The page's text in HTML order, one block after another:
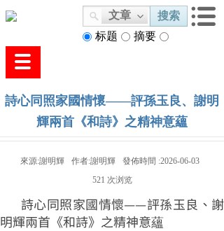
文章
搜索
标题
摘要
詩心同照家國情懷——評孫玉良、謝明
輝兩首《和詩》之精神意蘊
來源:謝明輝 作者:謝明輝 發佈時間 :2026-06-03
521 次浏览
詩心同照家國情懷——評孫玉良、謝
明輝兩首《和詩》之精神意蘊